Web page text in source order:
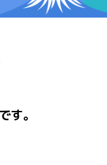
Information
す。